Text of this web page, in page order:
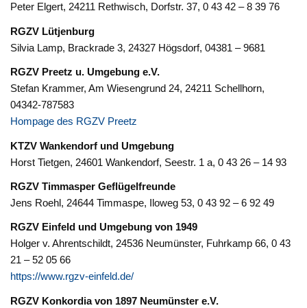
Peter Elgert, 24211 Rethwisch, Dorfstr. 37, 0 43 42 – 8 39 76
RGZV Lütjenburg
Silvia Lamp, Brackrade 3, 24327 Högsdorf, 04381 – 9681
RGZV Preetz u. Umgebung e.V.
Stefan Krammer, Am Wiesengrund 24, 24211 Schellhorn,
04342-787583
Hompage des RGZV Preetz
KTZV Wankendorf und Umgebung
Horst Tietgen, 24601 Wankendorf, Seestr. 1 a, 0 43 26 – 14 93
RGZV Timmasper Geflügelfreunde
Jens Roehl, 24644 Timmaspe, Iloweg 53, 0 43 92 – 6 92 49
RGZV Einfeld und Umgebung von 1949
Holger v. Ahrentschildt, 24536 Neumünster, Fuhrkamp 66, 0 43
21 – 52 05 66
https://www.rgzv-einfeld.de/
RGZV Konkordia von 1897 Neumünster e.V.